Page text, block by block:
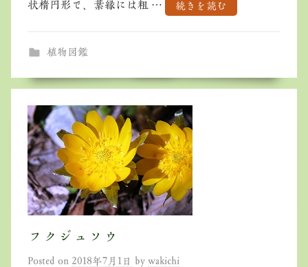
状楕円形で、葉縁には粗 …
続きを読む
植物図鑑
フクジュソウ
Posted on 2018年7月1日 by wakichi